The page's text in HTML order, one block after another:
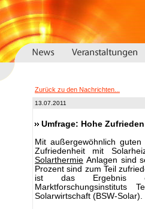
Zurück zu den Nachrichten...
13.07.2011
Umfrage: Hohe
Mit außergewöhnlich
Zufriedenheit mit
Solarthermie Anlagen sind
Prozent sind zum Teil
ist das Ergebnis
Marktforschungsinstituts
Solarwirtschaft (BSW-Solar).